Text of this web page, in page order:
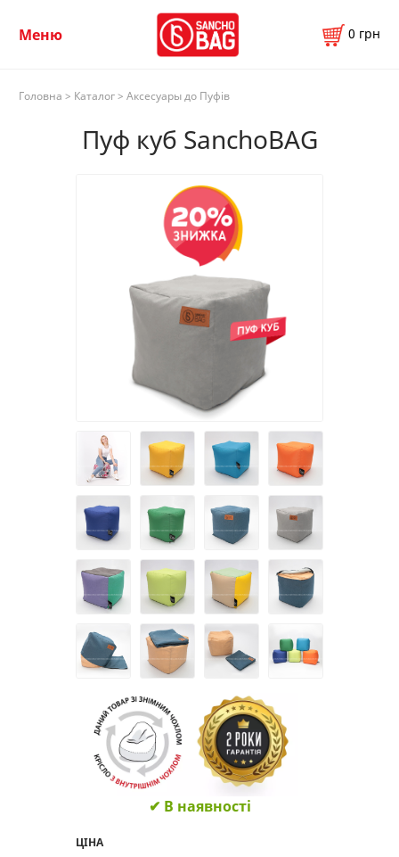
Меню 0 грн
Головна > Каталог> Аксесуары до Пуфів
Пуф куб SanchoBAG
✔ В наявності
ЦІНА